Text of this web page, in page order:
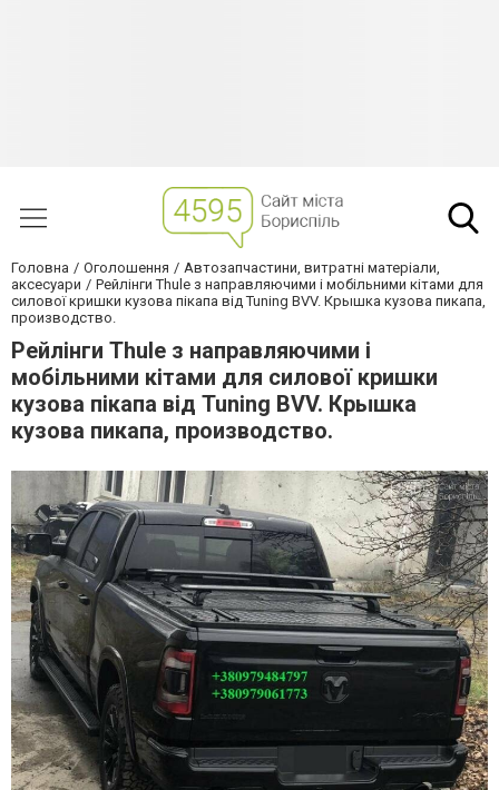
Головна Оголошення
Автозапчастини, витратні матеріали,
аксесуари
Рейлінги Thule з направляючими і мобільними кітами для
силової кришки кузова пікапа від Tuning BVV. Крышка кузова пикапа,
производство.
Рейлінги Thule з направляючими і
мобільними кітами для силової кришки
кузова пікапа від Tuning BVV. Крышка
кузова пикапа, производство.